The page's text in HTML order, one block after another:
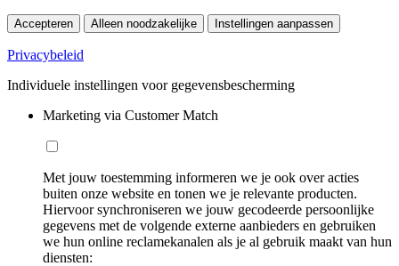
Accepteren Alleen noodzakelijke Instellingen aanpassen
Privacybeleid
Individuele instellingen voor gegevensbescherming
Marketing via Customer Match
Met jouw toestemming informeren we je ook over acties
buiten onze website en tonen we je relevante producten.
Hiervoor synchroniseren we jouw gecodeerde persoonlijke
gegevens met de volgende externe aanbieders en gebruiken
we hun online reclamekanalen als je al gebruik maakt van hun
diensten: